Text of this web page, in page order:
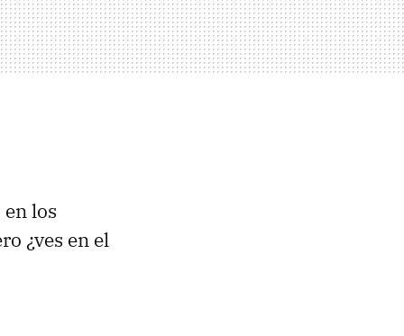
los
¿ves en el